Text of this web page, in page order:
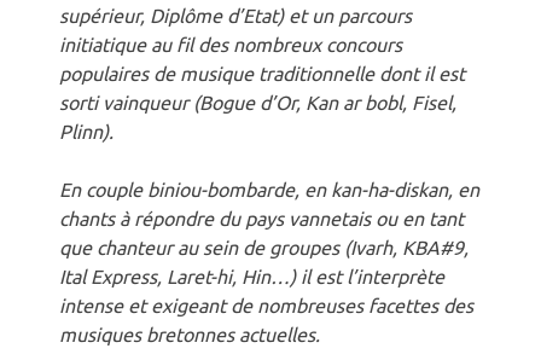
supérieur, Diplôme d’Etat) et un parcours
initiatique au fil des nombreux concours
populaires de musique traditionnelle dont il est
sorti vainqueur (Bogue d’Or, Kan ar bobl, Fisel,
Plinn).
En couple biniou-bombarde, en kan-ha-diskan, en
chants à répondre du pays vannetais ou en tant
que chanteur au sein de groupes (Ivarh, KBA#9,
Ital Express, Laret-hi, Hin…) il est l’interprète
intense et exigeant de nombreuses facettes des
musiques bretonnes actuelles.